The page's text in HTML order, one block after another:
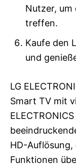
Nutzer, um
treffen.
Kaufe den
und
LG
Smart TV mit
HD-
Funktionen